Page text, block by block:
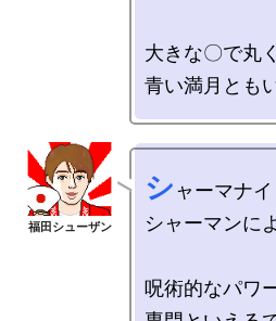
大きな〇で丸
シャーマナ
シャーマンに
呪術的なパワ